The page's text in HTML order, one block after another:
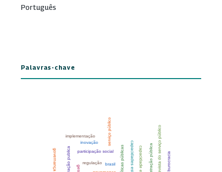
Português
Palavras-chave